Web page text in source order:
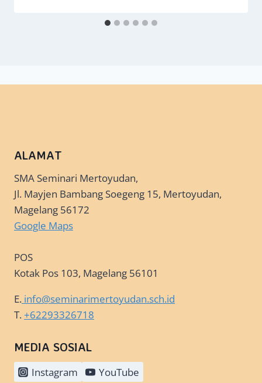
ALAMAT
SMA Seminari Mertoyudan,
Jl. Mayjen Bambang Soegeng 15, Mertoyudan,
Magelang 56172
Google Maps
POS
Kotak Pos 103, Magelang 56101
E. info@seminarimertoyudan.sch.id
T.+62293326718
MEDIA SOSIAL
Instagram YouTube